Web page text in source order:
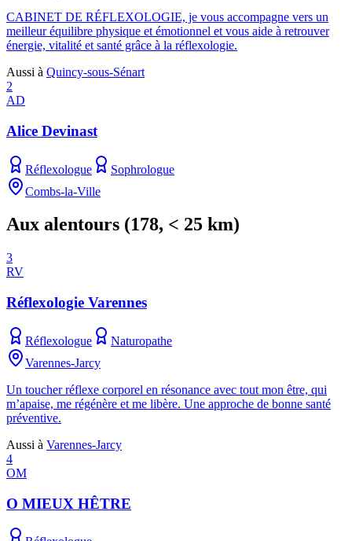
CABINET DE RÉFLEXOLOGIE, je vous accompagne vers un
meilleur équilibre physique et émotionnel et vous aide à retrouver
énergie, vitalité et santé grâce à la réflexologie.
Aussi à Quincy-sous-Sénart
2
AD
Alice Devinast
Réflexologue
Sophrologue
Combs-la-Ville
Aux alentours (178, < 25 km)
3
RV
Réflexologie Varennes
Réflexologue
Naturopathe
Varennes-Jarcy
Un toucher réflexe corporel en résonance avec tout mon être, qui
m’apaise, me régénère et me libère. Une approche de bonne santé
préventive.
Aussi à Varennes-Jarcy
4
OM
O MIEUX HÊTRE